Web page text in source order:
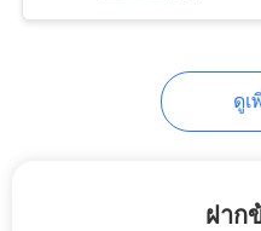
เซิร์ฟเวอร์
ดูเ
ฝาก